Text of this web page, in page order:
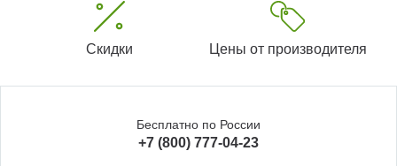
Скидки Цены от производителя
Бесплатно по России
+7 (800) 777-04-23